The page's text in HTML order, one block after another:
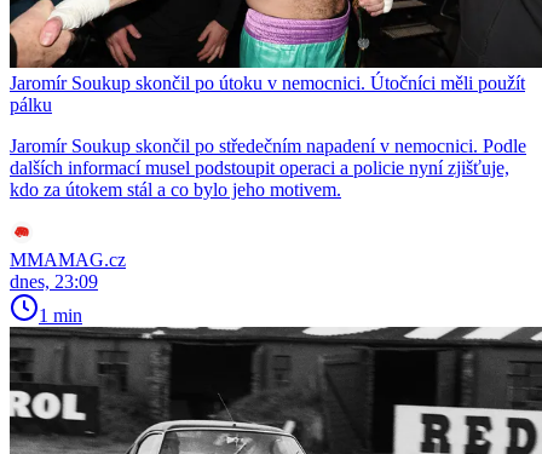
Jaromír Soukup skončil po útoku v nemocnici. Útočníci měli použít
pálku
Jaromír Soukup skončil po středečním napadení v nemocnici. Podle
dalších informací musel podstoupit operaci a policie nyní zjišťuje,
kdo za útokem stál a co bylo jeho motivem.
MMAMAG.cz
dnes, 23:09
1 min